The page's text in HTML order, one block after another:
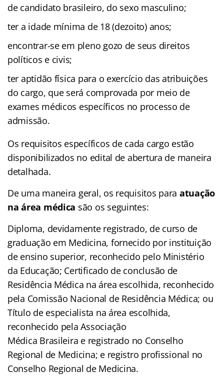
de candidato brasileiro, do sexo masculino;
ter a idade mínima de 18 (dezoito) anos;
encontrar-se em pleno gozo de seus direitos
políticos e civis;
ter aptidão física para o exercício das atribuições
do cargo, que será comprovada por meio de
exames médicos específicos no processo de
admissão.
Os requisitos específicos de cada cargo estão
disponibilizados no edital de abertura de maneira
detalhada.
De uma maneira geral, os requisitos para atuação
na área médica são os seguintes:
Diploma, devidamente registrado, de curso de
graduação em Medicina, fornecido por instituição
de ensino superior, reconhecido pelo Ministério
da Educação; Certificado de conclusão de
Residência Médica na área escolhida, reconhecido
pela Comissão Nacional de Residência Médica; ou
Título de especialista na área escolhida,
reconhecido pela Associação
Médica Brasileira e registrado no Conselho
Regional de Medicina; e registro profissional no
Conselho Regional de Medicina.